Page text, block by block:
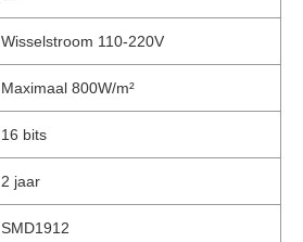
Wisselstroom 110-220V
Maximaal 800W/m²
16 bits
2 jaar
SMD1912